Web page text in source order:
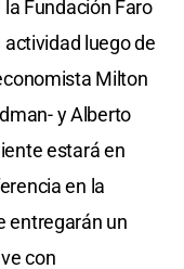
Fundación Faro
luego de
Milton
y Alberto
estará en
en la
entregarán un
con